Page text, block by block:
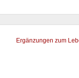
Ergänzungen zum